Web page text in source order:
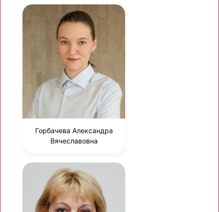
Горбачева Александра
Вячеславовна